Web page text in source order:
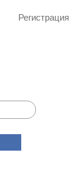
Регистрация